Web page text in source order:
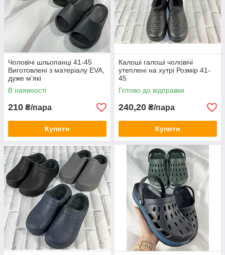
Чоловічі шльопанці 41-45
Виготовлені з матеріалу EVA,
дуже мʼякі
В наявності
210 ₴/пара
Купити
Калоші галоші чоловічі
утеплені на хутрі Розмір 41-
45
Готово до відправки
240,20 ₴/пара
Купити